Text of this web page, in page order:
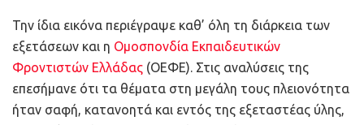
Την ίδια εικόνα περιέγραψε καθ’ όλη τη διάρκεια των
εξετάσεων και η Ομοσπονδία Εκπαιδευτικών
Φροντιστών Ελλάδας (ΟΕΦΕ). Στις αναλύσεις της
επεσήμανε ότι τα θέματα στη μεγάλη τους πλειονότητα
ήταν σαφή, κατανοητά και εντός της εξεταστέας ύλης,